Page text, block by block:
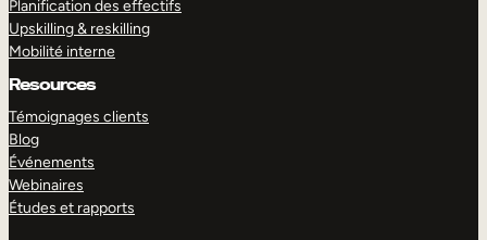
Planification des effectifs
Upskilling & reskilling
Mobilité interne
Resources
Témoignages clients
Blog
Événements
Webinaires
Études et rapports